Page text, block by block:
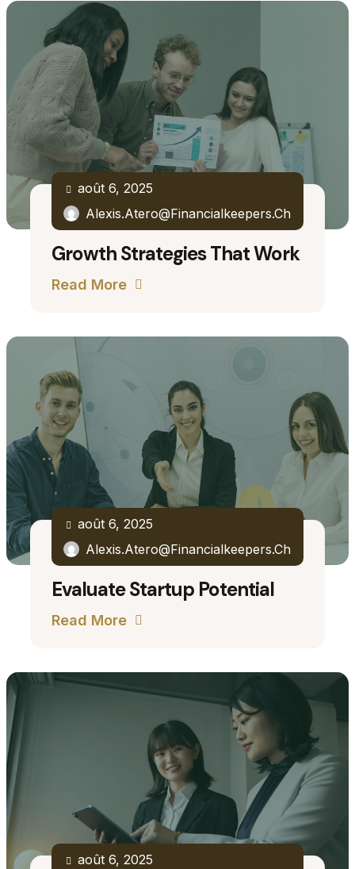
août 6, 2025
Alexis.atero@financialkeepers.ch
Growth Strategies That Work
Read More
août 6, 2025
Alexis.atero@financialkeepers.ch
Evaluate Startup Potential
Read More
août 6, 2025